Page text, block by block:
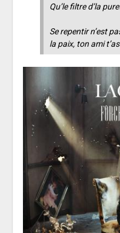
Qu’le filtre d’la
Se repentir n’est
la paix, ton ami